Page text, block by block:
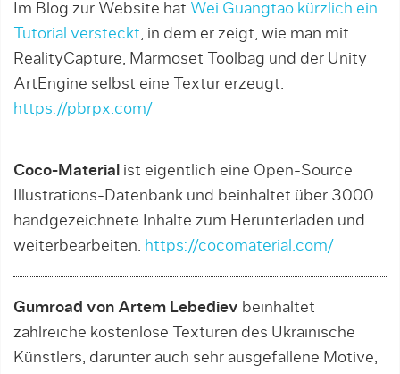
Im Blog zur Website hat Wei Guangtao kürzlich ein
Tutorial versteckt, in dem er zeigt, wie man mit
RealityCapture, Marmoset Toolbag und der Unity
ArtEngine selbst eine Textur erzeugt.
https://pbrpx.com/
Coco-Material ist eigentlich eine Open-Source
Illustrations-Datenbank und beinhaltet über 3000
handgezeichnete Inhalte zum Herunterladen und
weiterbearbeiten. https://cocomaterial.com/
Gumroad von Artem Lebediev beinhaltet
zahlreiche kostenlose Texturen des Ukrainische
Künstlers, darunter auch sehr ausgefallene Motive,